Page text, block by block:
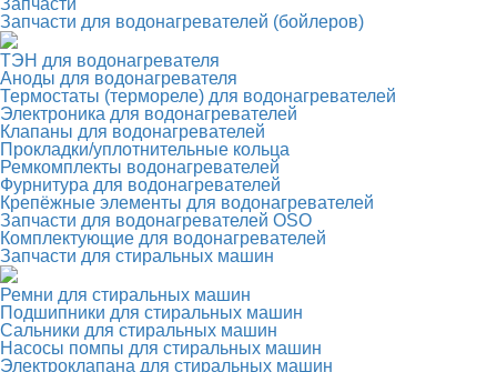
Запчасти
Запчасти для водонагревателей (бойлеров)
ТЭН для водонагревателя
Аноды для водонагревателя
Термостаты (термореле) для водонагревателей
Электроника для водонагревателей
Клапаны для водонагревателей
Прокладки/уплотнительные кольца
Ремкомплекты водонагревателей
Фурнитура для водонагревателей
Крепёжные элементы для водонагревателей
Запчасти для водонагревателей OSO
Комплектующие для водонагревателей
Запчасти для стиральных машин
Ремни для стиральных машин
Подшипники для стиральных машин
Сальники для стиральных машин
Насосы помпы для стиральных машин
Электроклапана для стиральных машин